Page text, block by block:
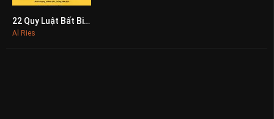
022 Quy Luật Bất Biến Trong Xây Dựng Thương Hiệu
Al Ries